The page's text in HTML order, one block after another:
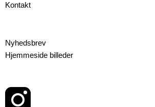
Kontakt
Nyhedsbrev
Hjemmeside billeder